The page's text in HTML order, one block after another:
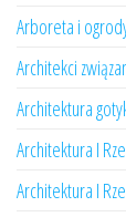
Arboreta i
Architekci
Architektura
Architektura I
Architektura I